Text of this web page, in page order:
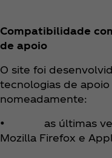
Compatibilidade
de apoio
O site foi
tecnologias de apoio
nomeadamente:
• as últimas
Mozilla Firefox e